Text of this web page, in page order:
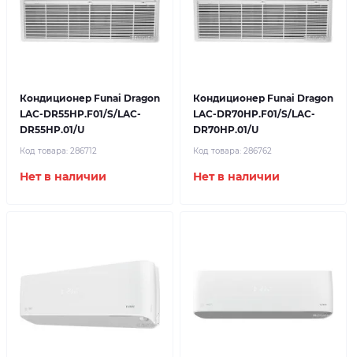
Кондиционер Funai Dragon
LAC-DR55HP.F01/S/LAC-
DR55HP.01/U
Код товара: 286712
Нет в наличии
Кондиционер Funai Dragon
LAC-DR70HP.F01/S/LAC-
DR70HP.01/U
Код товара: 286762
Нет в наличии